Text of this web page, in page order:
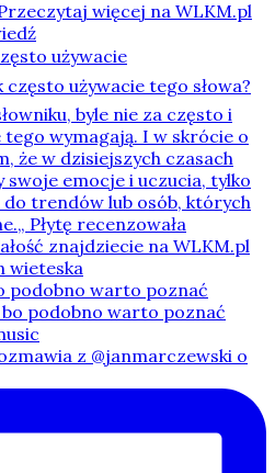
używacie
podobno warto poznać
z @janmarczewski o